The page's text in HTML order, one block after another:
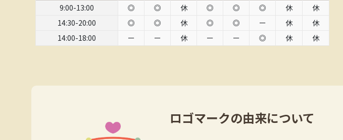
9:00-13:00
◎ ◎ 休 ◎ ◎ ◎ 休
休
14:30-20:00
◎ ◎ 休 ◎ ◎ ー 休
休
14:00-18:00
ー ー 休 ー ー ◎ 休 休
ロゴマークの由来について